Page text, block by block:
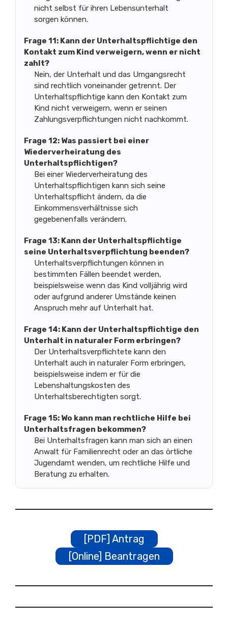
nicht selbst für ihren Lebensunterhalt
sorgen können.
Frage 11: Kann der Unterhaltspflichtige den
Kontakt zum Kind verweigern, wenn er nicht
zahlt?
Nein, der Unterhalt und das Umgangsrecht
sind rechtlich voneinander getrennt. Der
Unterhaltspflichtige kann den Kontakt zum
Kind nicht verweigern, wenn er seinen
Zahlungsverpflichtungen nicht nachkommt.
Frage 12: Was passiert bei einer
Wiederverheiratung des
Unterhaltspflichtigen?
Bei einer Wiederverheiratung des
Unterhaltspflichtigen kann sich seine
Unterhaltspflicht ändern, da die
Einkommensverhältnisse sich
gegebenenfalls verändern.
Frage 13: Kann der Unterhaltspflichtige
seine Unterhaltsverpflichtung beenden?
Unterhaltsverpflichtungen können in
bestimmten Fällen beendet werden,
beispielsweise wenn das Kind volljährig wird
oder aufgrund anderer Umstände keinen
Anspruch mehr auf Unterhalt hat.
Frage 14: Kann der Unterhaltspflichtige den
Unterhalt in naturaler Form erbringen?
Der Unterhaltsverpflichtete kann den
Unterhalt auch in naturaler Form erbringen,
beispielsweise indem er für die
Lebenshaltungskosten des
Unterhaltsberechtigten sorgt.
Frage 15: Wo kann man rechtliche Hilfe bei
Unterhaltsfragen bekommen?
Bei Unterhaltsfragen kann man sich an einen
Anwalt für Familienrecht oder an das örtliche
Jugendamt wenden, um rechtliche Hilfe und
Beratung zu erhalten.
[PDF] Antrag
[Online] Beantragen